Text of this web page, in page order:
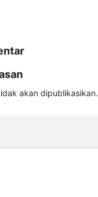
akan dipublikasikan.